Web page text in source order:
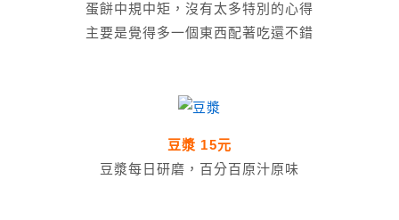
蛋餅中規中矩，沒有太多特別的心得
主要是覺得多一個東西配著吃還不錯
豆漿 15元
豆漿每日研磨，百分百原汁原味